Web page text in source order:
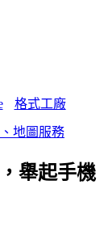
格式工廠
地圖服務
舉起手機